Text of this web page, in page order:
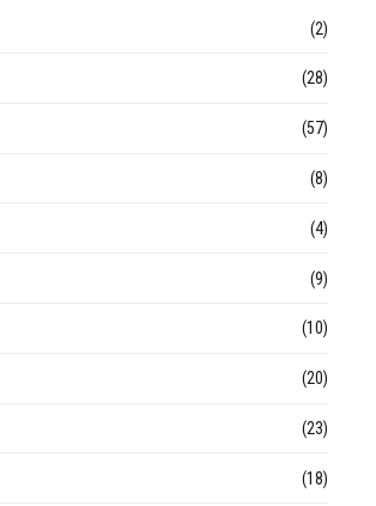
(2)
(28)
(57)
(8)
(4)
(9)
(10)
(20)
(23)
(18)